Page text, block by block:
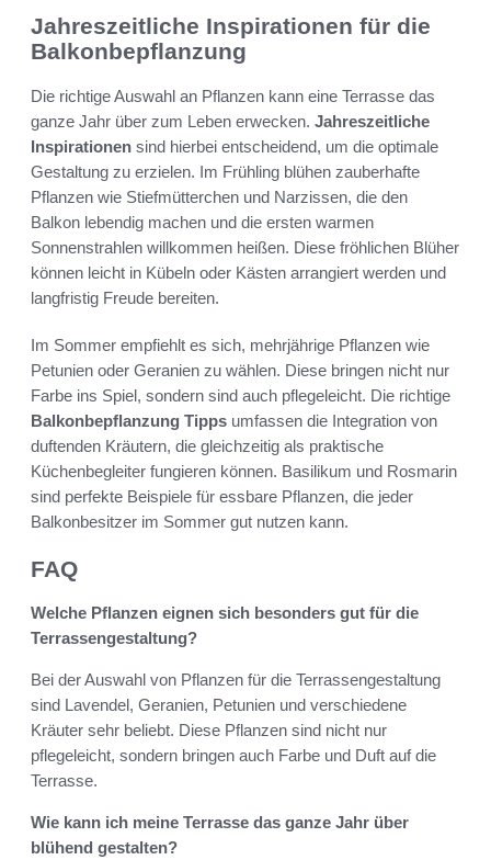
Jahreszeitliche Inspirationen für die
Balkonbepflanzung
Die richtige Auswahl an Pflanzen kann eine Terrasse das
ganze Jahr über zum Leben erwecken. Jahreszeitliche
Inspirationen sind hierbei entscheidend, um die optimale
Gestaltung zu erzielen. Im Frühling blühen zauberhafte
Pflanzen wie Stiefmütterchen und Narzissen, die den
Balkon lebendig machen und die ersten warmen
Sonnenstrahlen willkommen heißen. Diese fröhlichen Blüher
können leicht in Kübeln oder Kästen arrangiert werden und
langfristig Freude bereiten.
Im Sommer empfiehlt es sich, mehrjährige Pflanzen wie
Petunien oder Geranien zu wählen. Diese bringen nicht nur
Farbe ins Spiel, sondern sind auch pflegeleicht. Die richtige
Balkonbepflanzung Tipps umfassen die Integration von
duftenden Kräutern, die gleichzeitig als praktische
Küchenbegleiter fungieren können. Basilikum und Rosmarin
sind perfekte Beispiele für essbare Pflanzen, die jeder
Balkonbesitzer im Sommer gut nutzen kann.
FAQ
Welche Pflanzen eignen sich besonders gut für die
Terrassengestaltung?
Bei der Auswahl von Pflanzen für die Terrassengestaltung
sind Lavendel, Geranien, Petunien und verschiedene
Kräuter sehr beliebt. Diese Pflanzen sind nicht nur
pflegeleicht, sondern bringen auch Farbe und Duft auf die
Terrasse.
Wie kann ich meine Terrasse das ganze Jahr über
blühend gestalten?